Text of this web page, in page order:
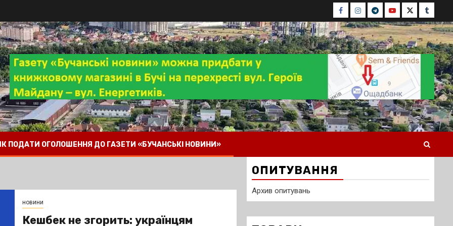
Facebook
Instagram
TelegramYoutubeTwitterTumblr
ПОДАТИ ОГОЛОШЕННЯ ДО ГАЗЕТИ «БУЧАНСЬКІ НОВИНИ»
новини
Кешбек не згорить: українцям
ОПИТУВАННЯ
Архив опитувань